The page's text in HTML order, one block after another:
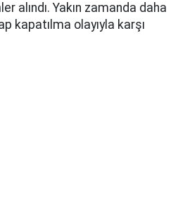
alındı. Yakın zamanda daha
kapatılma olayıyla karşı